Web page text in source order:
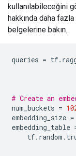
kullanılabileceğini
hakkında daha fazla
belgelerine bakın.
queries = tf.
# Create an
num_buckets =
embedding_size =
embedding_table
tf. random .